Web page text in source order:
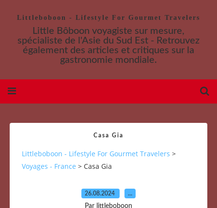
Littleboboon - Lifestyle For Gourmet Travelers
Little Bôboon voyagiste sur mesure,
spécialiste de l'Asie du Sud Est - Retrouvez
également des articles et critiques sur la
gastronomie mondiale.
Casa Gia
Littleboboon - Lifestyle For Gourmet Travelers >
Voyages - France > Casa Gia
26.08.2024 …
Par littleboboon